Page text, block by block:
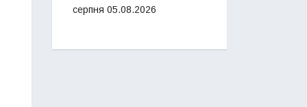
серпня 05.08.2026